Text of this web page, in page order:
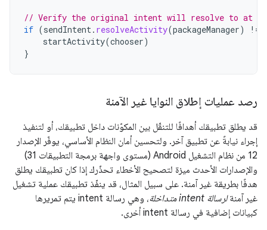
// Verify the original intent will resolve to at
if (sendIntent. resolveActivity(packageManager) !=
startActivity(chooser)
}
رصد عمليات إطلاق النوايا غير الآمنة
قد يطلق تطبيقك أهدافًا للتنقّل بين المكوّنات داخل تطبيقك، أو لتنفيذ
إجراء نيابةً عن تطبيق آخر. ولتحسين أمان النظام الأساسي، يوفّر الإصدار
12 من نظام التشغيل Android (مستوى واجهة برمجة التطبيقات 31)
والإصدارات الأحدث ميزة لتصحيح الأخطاء تحذّرك إذا كان تطبيقك يطلق
هدفًا بطريقة غير آمنة. على سبيل المثال، قد ينفّذ تطبيقك عملية تشغيل
غير آمنةلرسالة intent متداخلة
، وهي رسالة intent يتم تمريرها
كبيانات إضافية في رسالة intent أخرى.